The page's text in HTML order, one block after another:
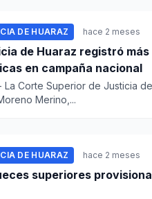
DE HUARAZ hace 2 meses
de Huaraz registró
en campaña nacional
La Corte Superior de Justicia
Merino,...
DE HUARAZ hace 2 meses
superiores